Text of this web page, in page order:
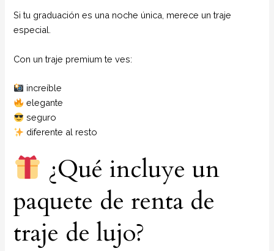
Si tu graduación es una noche única, merece un traje
especial.
Con un traje premium te ves:
increíble
elegante
seguro
diferente al resto
¿Qué incluye un
paquete de renta de
traje de lujo?